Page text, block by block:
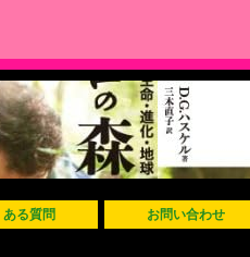
ある質問 お問い合わせ